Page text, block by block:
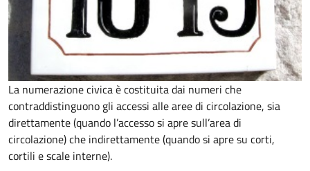
La numerazione civica è costituita dai numeri che
contraddistinguono gli accessi alle aree di circolazione, sia
direttamente (quando l’accesso si apre sull’area di
circolazione) che indirettamente (quando si apre su corti,
cortili e scale interne).